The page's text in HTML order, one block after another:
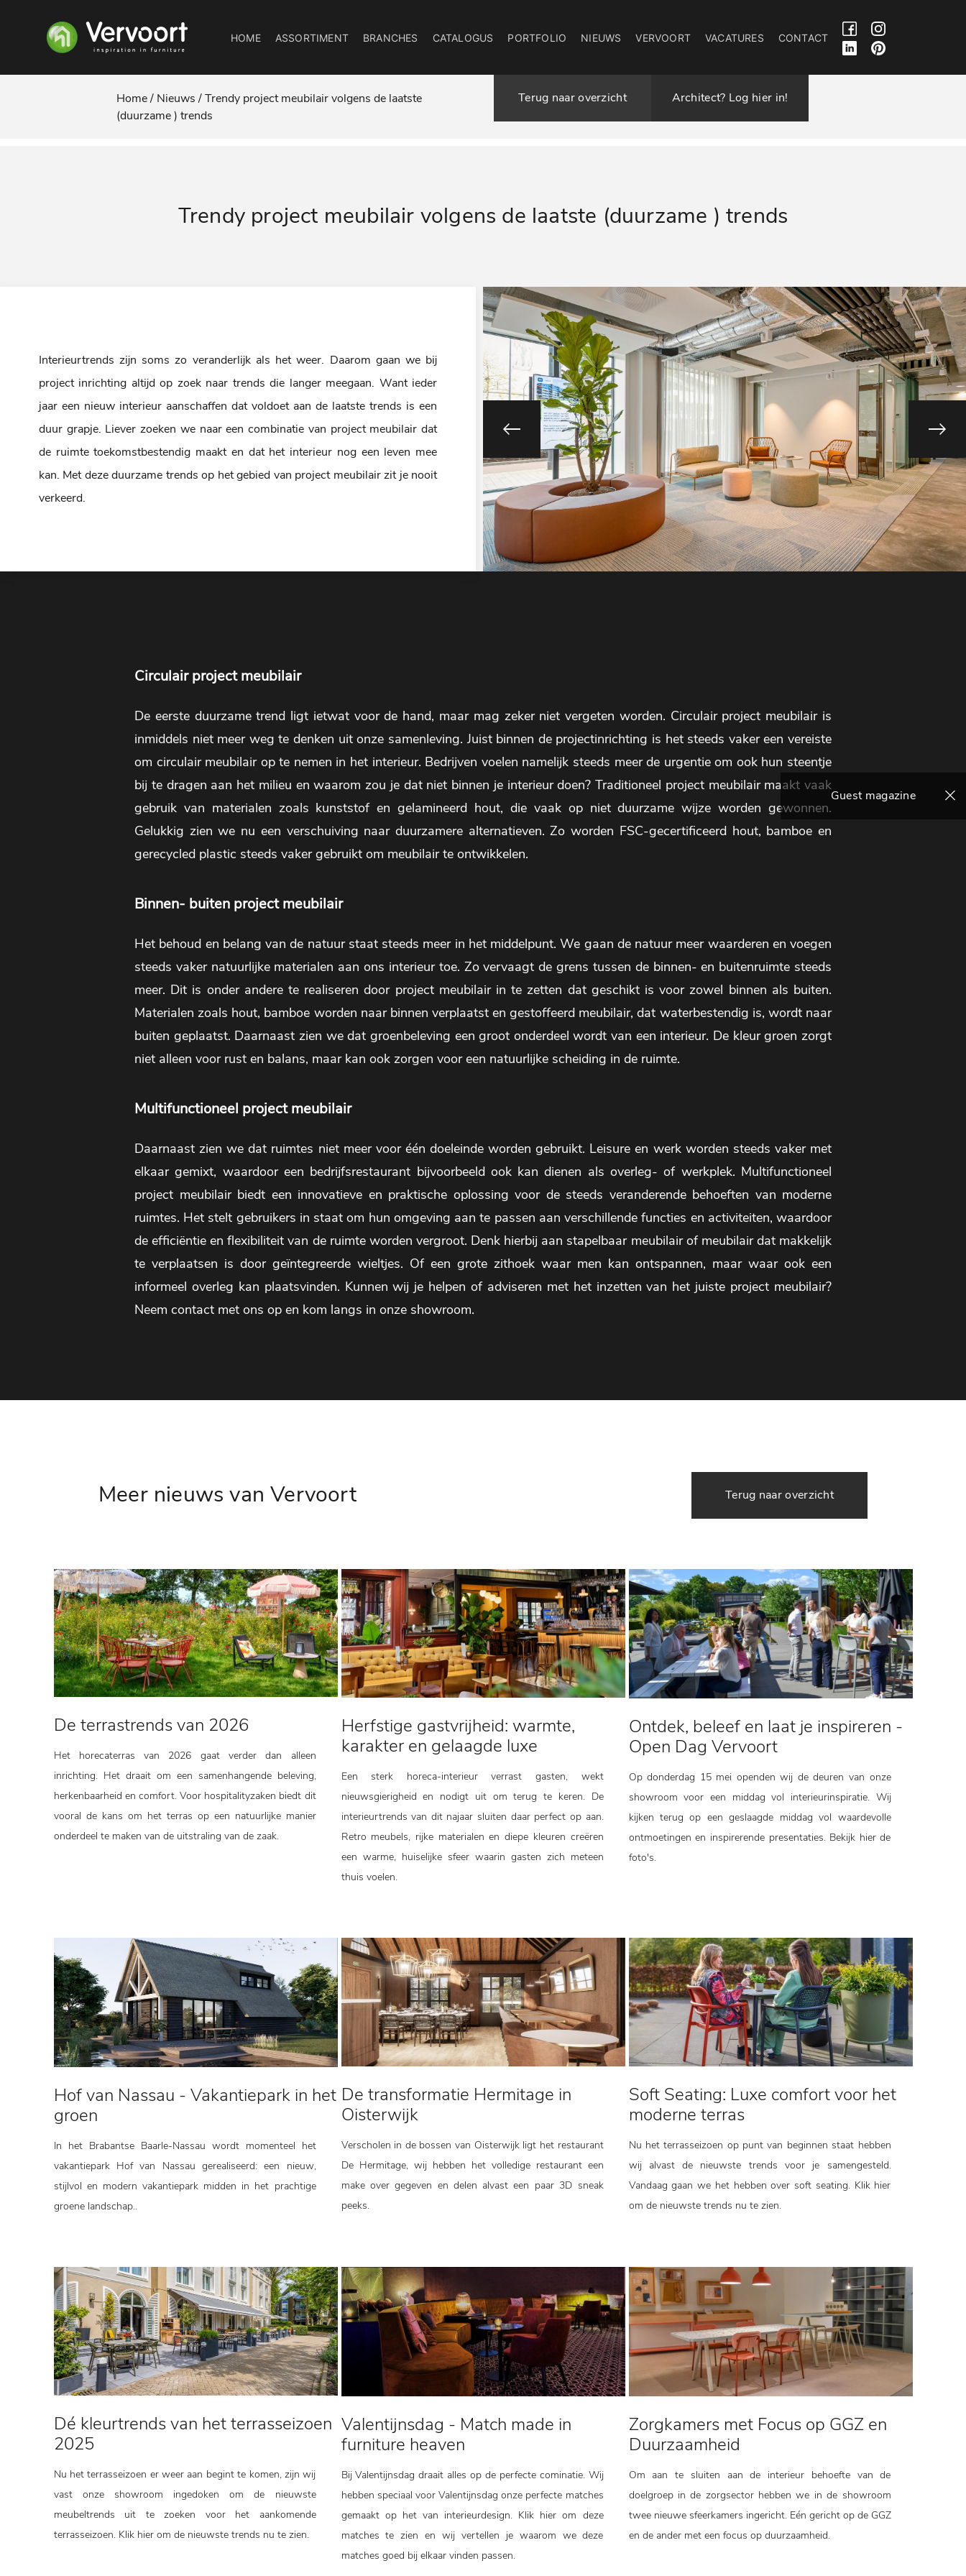
HOME ASSORTIMENT BRANCHES CATALOGUS PORTFOLIO NIEUWS VERVOORT VACATURES CONTACT
Guest magazine
Home / Nieuws /Trendy project meubilair volgens de laatste
(duurzame ) trends
Terug naar overzicht Architect? Log hier in!
Trendy project meubilair volgens de laatste (duurzame ) trends
Interieurtrends zijn soms zo veranderlijk als het weer. Daarom gaan we bij
project inrichting altijd op zoek naar trends die langer meegaan. Want ieder
jaar een nieuw interieur aanschaffen dat voldoet aan de laatste trends is een
duur grapje. Liever zoeken we naar een combinatie van project meubilair dat
de ruimte toekomstbestendig maakt en dat het interieur nog een leven mee
kan. Met deze duurzame trends op het gebied van project meubilair zit je nooit
verkeerd.
Circulair project meubilair
De eerste duurzame trend ligt ietwat voor de hand, maar mag zeker niet vergeten worden. Circulair project meubilair is
inmiddels niet meer weg te denken uit onze samenleving. Juist binnen de projectinrichting is het steeds vaker een vereiste
om circulair meubilair op te nemen in het interieur. Bedrijven voelen namelijk steeds meer de urgentie om ook hun steentje
bij te dragen aan het milieu en waarom zou je dat niet binnen je interieur doen? Traditioneel project meubilair maakt vaak
gebruik van materialen zoals kunststof en gelamineerd hout, die vaak op niet duurzame wijze worden gewonnen.
Gelukkig zien we nu een verschuiving naar duurzamere alternatieven. Zo worden FSC-gecertificeerd hout, bamboe en
gerecycled plastic steeds vaker gebruikt om meubilair te ontwikkelen.
Binnen- buiten project meubilair
Het behoud en belang van de natuur staat steeds meer in het middelpunt. We gaan de natuur meer waarderen en voegen
steeds vaker natuurlijke materialen aan ons interieur toe. Zo vervaagt de grens tussen de binnen- en buitenruimte steeds
meer. Dit is onder andere te realiseren door project meubilair in te zetten dat geschikt is voor zowel binnen als buiten.
Materialen zoals hout, bamboe worden naar binnen verplaatst en gestoffeerd meubilair, dat waterbestendig is, wordt naar
buiten geplaatst. Daarnaast zien we dat groenbeleving een groot onderdeel wordt van een interieur. De kleur groen zorgt
niet alleen voor rust en balans, maar kan ook zorgen voor een natuurlijke scheiding in de ruimte.
Multifunctioneel project meubilair
Daarnaast zien we dat ruimtes niet meer voor één doeleinde worden gebruikt. Leisure en werk worden steeds vaker met
elkaar gemixt, waardoor een bedrijfsrestaurant bijvoorbeeld ook kan dienen als overleg- of werkplek. Multifunctioneel
project meubilair biedt een innovatieve en praktische oplossing voor de steeds veranderende behoeften van moderne
ruimtes. Het stelt gebruikers in staat om hun omgeving aan te passen aan verschillende functies en activiteiten, waardoor
de efficiëntie en flexibiliteit van de ruimte worden vergroot. Denk hierbij aan stapelbaar meubilair of meubilair dat makkelijk
te verplaatsen is door geïntegreerde wieltjes. Of een grote zithoek waar men kan ontspannen, maar waar ook een
informeel overleg kan plaatsvinden. Kunnen wij je helpen of adviseren met het inzetten van het juiste project meubilair?
Neem contact met ons op en kom langs in onze showroom.
Meer nieuws van Vervoort Terug naar overzicht
De terrastrends van 2026
Het horecaterras van 2026 gaat verder dan alleen
inrichting. Het draait om een samenhangende beleving,
herkenbaarheid en comfort. Voor hospitalityzaken biedt dit
vooral de kans om het terras op een natuurlijke manier
onderdeel te maken van de uitstraling van de zaak.
Herfstige gastvrijheid: warmte,
karakter en gelaagde luxe
Een sterk horeca-interieur verrast gasten, wekt
nieuwsgierigheid en nodigt uit om terug te keren. De
interieurtrends van dit najaar sluiten daar perfect op aan.
Retro meubels, rijke materialen en diepe kleuren creëren
een warme, huiselijke sfeer waarin gasten zich meteen
thuis voelen.
Ontdek, beleef en laat je inspireren -
Open Dag Vervoort
Op donderdag 15 mei openden wij de deuren van onze
showroom voor een middag vol interieurinspiratie. Wij
kijken terug op een geslaagde middag vol waardevolle
ontmoetingen en inspirerende presentaties. Bekijk hier de
foto's.
Hof van Nassau - Vakantiepark in het
groen
In het Brabantse Baarle-Nassau wordt momenteel het
vakantiepark Hof van Nassau gerealiseerd: een nieuw,
stijlvol en modern vakantiepark midden in het prachtige
groene landschap..
De transformatie Hermitage in
Oisterwijk
Verscholen in de bossen van Oisterwijk ligt het restaurant
De Hermitage, wij hebben het volledige restaurant een
make over gegeven en delen alvast een paar 3D sneak
peeks.
Soft Seating: Luxe comfort voor het
moderne terras
Nu het terrasseizoen op punt van beginnen staat hebben
wij alvast de nieuwste trends voor je samengesteld.
Vandaag gaan we het hebben over soft seating. Klik hier
om de nieuwste trends nu te zien.
Dé kleurtrends van het terrasseizoen
2025
Nu het terrasseizoen er weer aan begint te komen, zijn wij
vast onze showroom ingedoken om de nieuwste
meubeltrends uit te zoeken voor het aankomende
terrasseizoen. Klik hier om de nieuwste trends nu te zien.
Valentijnsdag - Match made in
furniture heaven
Bij Valentijnsdag draait alles op de perfecte cominatie. Wij
hebben speciaal voor Valentijnsdag onze perfecte matches
gemaakt op het van interieurdesign. Klik hier om deze
matches te zien en wij vertellen je waarom we deze
matches goed bij elkaar vinden passen.
Zorgkamers met Focus op GGZ en
Duurzaamheid
Om aan te sluiten aan de interieur behoefte van de
doelgroep in de zorgsector hebben we in de showroom
twee nieuwe sfeerkamers ingericht. Eén gericht op de GGZ
en de ander met een focus op duurzaamheid.